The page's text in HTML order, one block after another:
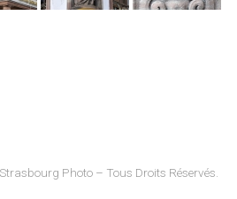
Photo – Tous Droits Réservés.